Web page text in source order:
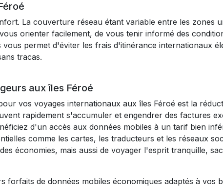
La couverture réseau étant variable entre les zones
orienter facilement, de vous tenir informé des
permet d'éviter les frais d'itinérance internationaux
tracas.
aux îles Féroé
vos voyages internationaux aux îles Féroé est la
rapidement s'accumuler et engendrer des factures
d'un accès aux données mobiles à un tarif bien
comme les cartes, les traducteurs et les réseaux
économies, mais aussi de voyager l'esprit tranquille,
de données mobiles économiques adaptés à vos